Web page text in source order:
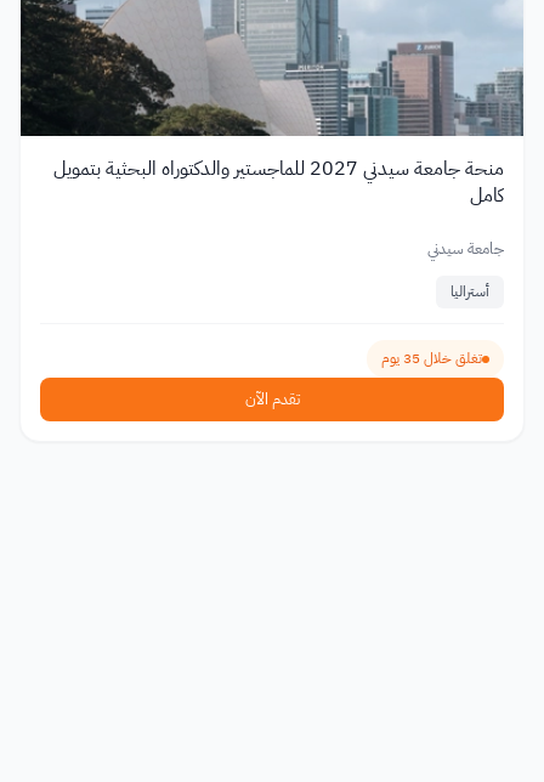
منحة جامعة سيدني 2027 للماجستير والدكتوراه البحثية بتمويل
كامل
جامعة سيدني
أستراليا
تغلق خلال 35 يوم
تقدم الآن